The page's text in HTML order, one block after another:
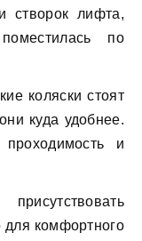
створок лифта,
по
коляски стоят
куда удобнее.
и
для комфортного